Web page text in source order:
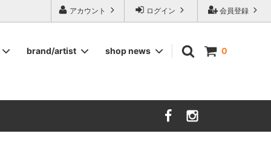
器,雅峰窯やソルテグラスジュエリーなどの作家の作品が並びます】
会員登録
ログイン
アカウント
0
brand/artist shop news